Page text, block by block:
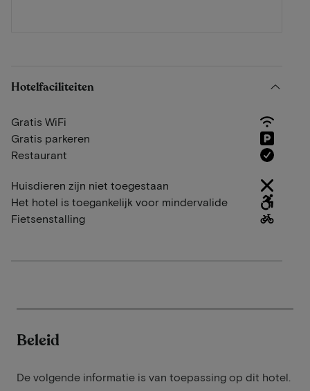
Hotelfaciliteiten
Gratis WiFi
Gratis parkeren
Restaurant
Huisdieren zijn niet toegestaan
Het hotel is toegankelijk voor mindervalide
Fietsenstalling
Beleid
De volgende informatie is van toepassing op dit hotel.